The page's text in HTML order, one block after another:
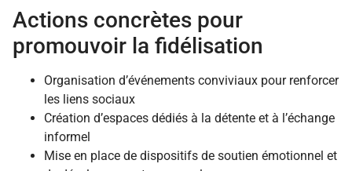
Actions concrètes pour
promouvoir la fidélisation
Organisation d’événements conviviaux pour renforcer
les liens sociaux
Création d’espaces dédiés à la détente et à l’échange
informel
Mise en place de dispositifs de soutien émotionnel et